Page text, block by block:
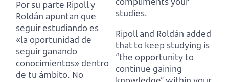
Por su parte Ripoll y
Roldán apuntan que
seguir estudiando es
«la oportunidad de
seguir ganando
conocimientos» dentro
de tu ámbito. No
studies.
Ripoll and Roldán added
that to keep studying is
“the opportunity to
continue gaining